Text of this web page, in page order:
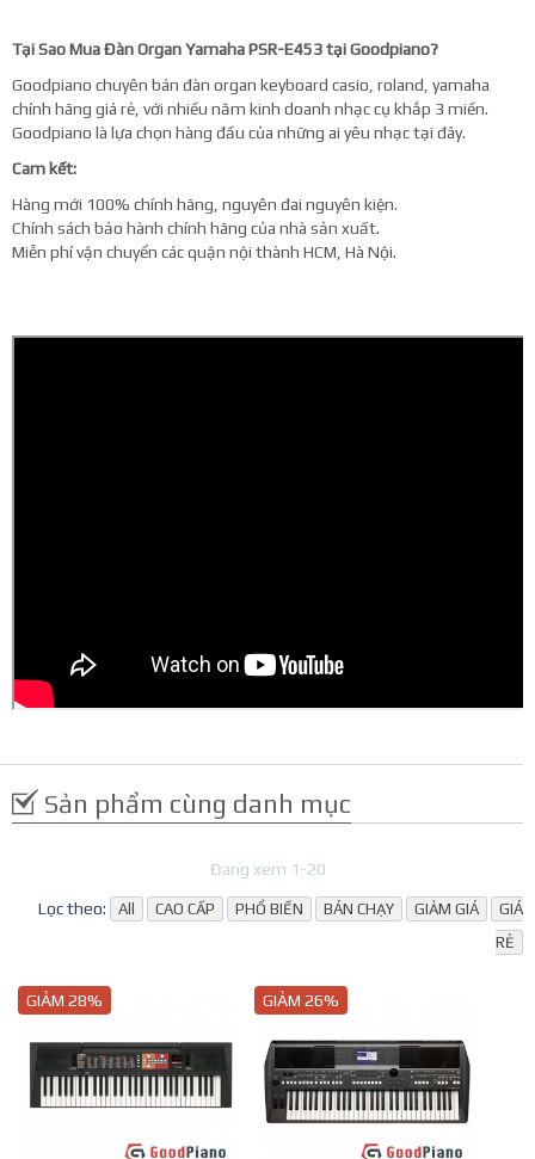
Tại Sao Mua Đàn Organ Yamaha PSR-E453 tại Goodpiano?
Goodpiano chuyên bán đàn organ keyboard casio, roland, yamaha
chính hãng giá rẻ, với nhiều năm kinh doanh nhạc cụ khắp 3 miền.
Goodpiano là lựa chọn hàng đầu của những ai yêu nhạc tại đây.
Cam kết:
Hàng mới 100% chính hãng, nguyên đai nguyên kiện.
Chính sách bảo hành chính hãng của nhà sản xuất.
Miễn phí vận chuyển các quận nội thành HCM, Hà Nội.
Sản phẩm cùng danh mục
Đang xem 1-20
Lọc theo: All CAO CẤP PHỔ BIẾN BÁN CHẠY GIẢM GIÁ
GIÁ
RẺ
GIẢM 28% GIẢM 26%